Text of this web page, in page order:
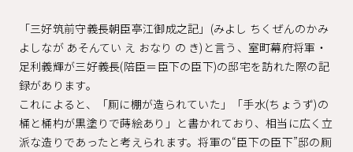
「三好筑前守義長朝臣亭江御成之記」(みよし ちくぜんのかみ
よしなが あそんてい え おなり の き)と言う、室町幕府将軍・
足利義輝が三好義長(陪臣＝臣下の臣下)の邸宅を訪れた際の記
録があります。
これによると、「厠に棚が造られていた」「手水(ちょうず)の
桶と桶杓が黒塗りで蒔絵あり」と書かれており、相当に広く立
派な造りであったと考えられます。将軍の“臣下の臣下”邸の厠